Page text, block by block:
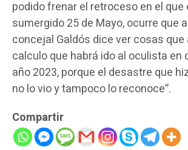
podido frenar el retroceso en el que
sumergido 25 de Mayo, ocurre que
concejal Galdós dice ver cosas que
calculo que habrá ido al oculista en
año 2023, porque el desastre que
no lo vio y tampoco lo reconoce”.
Compartir